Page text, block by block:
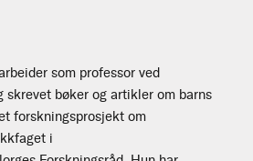
som professor ved
bøker og artikler om barns
forskningsprosjekt om
i